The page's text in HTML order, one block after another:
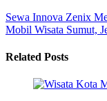
Sewa Innova Zenix
Mobil Wisata Sumut,
Related Posts